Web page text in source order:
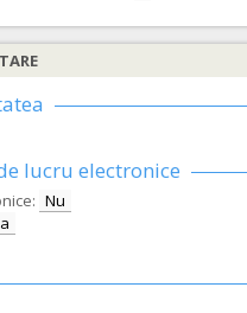
lucru electronice
Nu